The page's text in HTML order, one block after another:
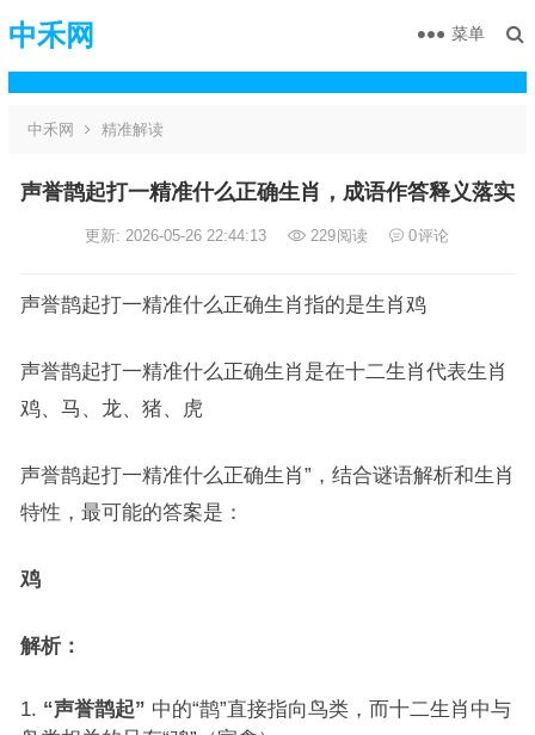
中禾网 菜单
中禾网 精准解读
声誉鹊起打一精准什么正确生肖，成语作答释义落实
更新: 2026-05-26 22:44:13 229阅读 0评论
声誉鹊起打一精准什么正确生肖指的是生肖鸡
声誉鹊起打一精准什么正确生肖是在十二生肖代表生肖
鸡、马、龙、猪、虎
声誉鹊起打一精准什么正确生肖”，结合谜语解析和生肖
特性，最可能的答案是：
鸡
解析：
“声誉鹊起” 中的“鹊”直接指向鸟类，而十二生肖中与